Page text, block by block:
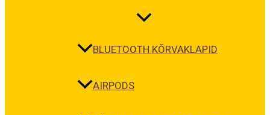
BLUETOOTH KÕRVAKLAPID
AIRPODS